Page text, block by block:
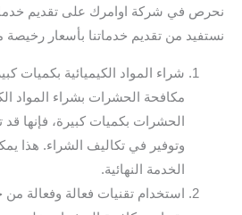
نحرص في شركة اوامرك على تقديم
نستفيد من تقديم خدماتنا بأسعار
شراء المواد الكيميائية بكميات
مكافحة الحشرات بشراء المواد
الحشرات بكميات كبيرة، فإنها
وتوفير في تكاليف الشراء. هذا
الخدمة النهائية.
استخدام تقنيات فعالة وفعالة